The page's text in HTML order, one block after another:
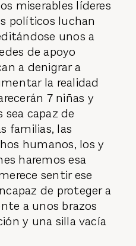
miserables líderes
políticos luchan
unos a
de apoyo
a denigrar a
la realidad
7 niñas y
sea capaz de
familias, las
humanos, los y
haremos esa
sentir ese
de proteger a
a unos brazos
y una silla vacía